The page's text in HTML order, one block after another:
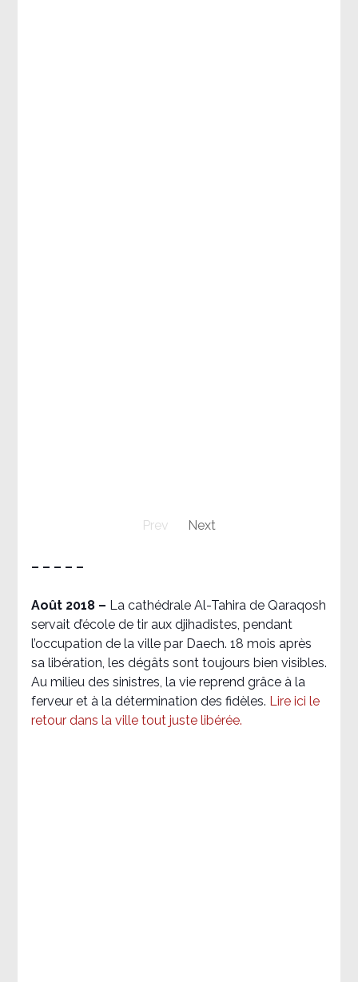
Prev Next
– – – – –
Août 2018 – La cathédrale Al-Tahira de Qaraqosh
servait d’école de tir aux djihadistes, pendant
l’occupation de la ville par Daech. 18 mois après
sa libération, les dégâts sont toujours bien visibles.
Au milieu des sinistres, la vie reprend grâce à la
ferveur et à la détermination des fidèles. Lire ici le
retour dans la ville tout juste libérée.